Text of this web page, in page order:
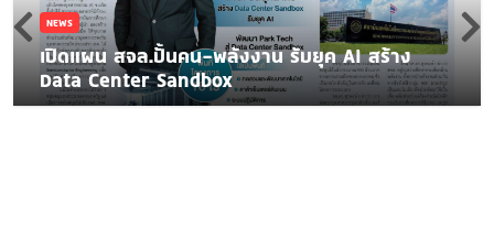
NEWS
เปิดแผน สจล.ปั้นคน-พลังงาน รับยุค AI สร้าง
Data Center Sandbox